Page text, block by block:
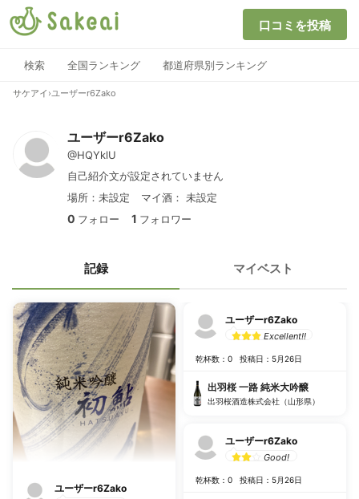
口コミを投稿
検索 全国ランキング 都道府県別ランキング
サケアイ ›ユーザーr6Zako
ユーザーr6Zako
@HQYklU
自己紹介文が設定されていません
場所：未設定
マイ酒： 未設定
0 フォロー 1 フォロワー
記録 マイベスト
ユーザーr6Zako
ユーザーr6Zako
Excellent!!
乾杯数：0 投稿日：5月26日
出羽桜 一路 純米大吟醸
出羽桜酒造株式会社（山形県）
ユーザーr6Zako
Good!
乾杯数：0 投稿日：5月26日